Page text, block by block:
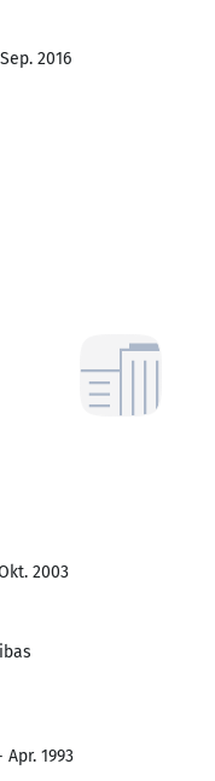
2016
2003
1993